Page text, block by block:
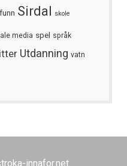
Sirdal skole
media spel språk
Utdanning vatn
innafor.net